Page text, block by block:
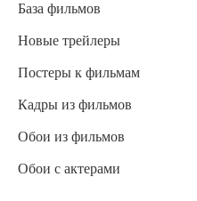
База фильмов
Новые трейлеры
Постеры к фильмам
Кадры из фильмов
Обои из фильмов
Обои с актерами